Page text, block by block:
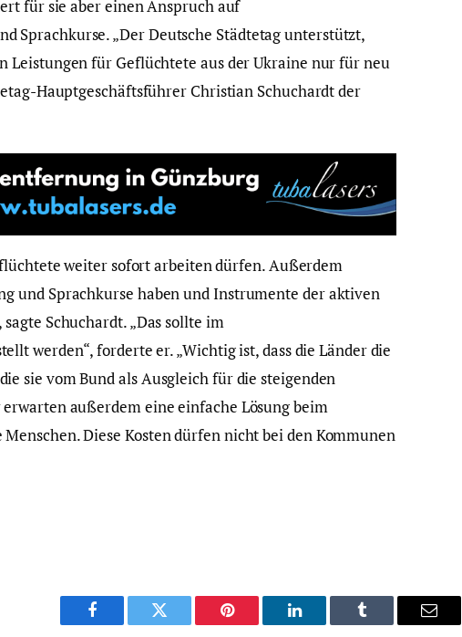
für sie aber einen Anspruch auf
Sprachkurse. „Der Deutsche Städtetag unterstützt,
Leistungen für Geflüchtete aus der Ukraine nur für neu
Hauptgeschäftsführer Christian Schuchardt der
weiter sofort arbeiten dürfen. Außerdem
und Sprachkurse haben und Instrumente der aktiven
Schuchardt. „Das sollte im
werden“, forderte er. „Wichtig ist, dass die Länder die
sie vom Bund als Ausgleich für die steigenden
außerdem eine einfache Lösung beim
Diese Kosten dürfen nicht bei den Kommunen
Facebook Twitter Pinterest LinkedIn Tumblr Email